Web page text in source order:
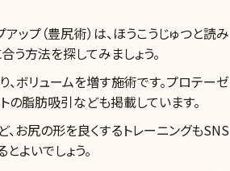
ップ（豊尻術）は、ほうこうじゅつと読み
う方法を探してみましょう。
、ボリュームを増す施術です。プロテーゼ
の脂肪吸引なども掲載しています。
、お尻の形を良くするトレーニングもSNS
よいでしょう。